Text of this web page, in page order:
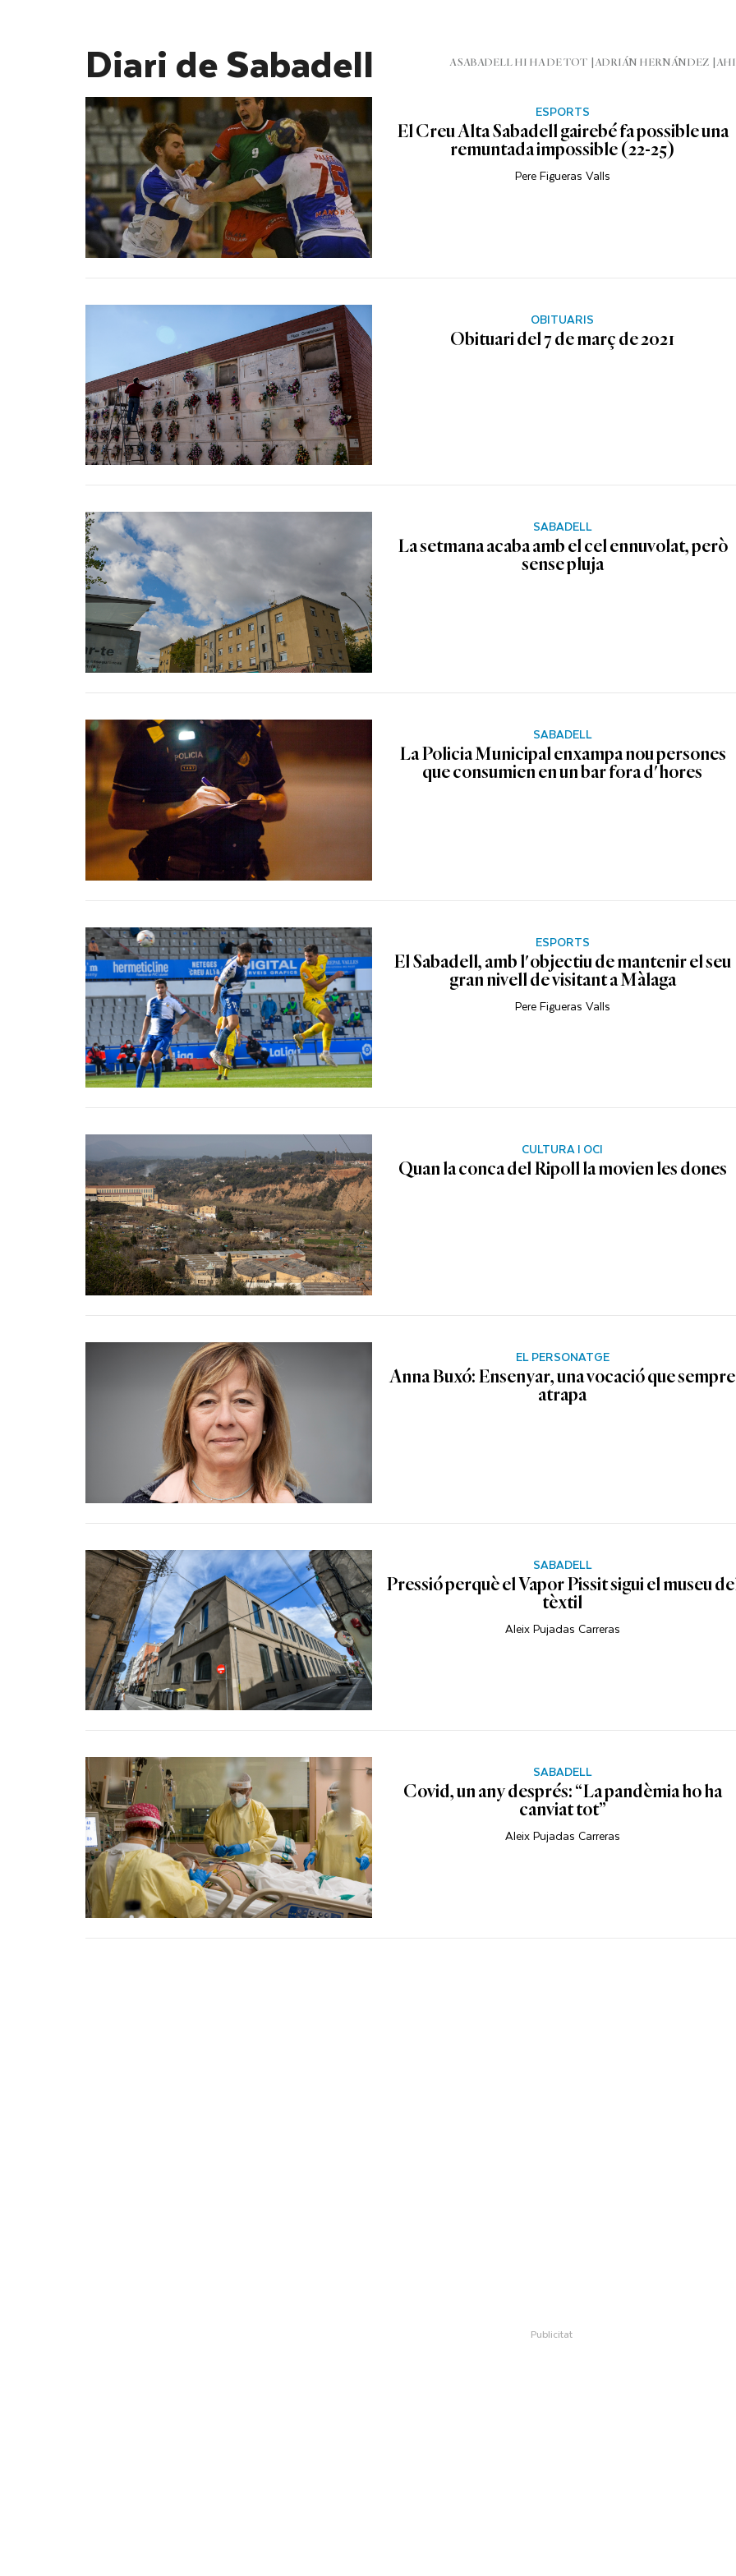
Diari de Sabadell A SABADELL HI HA DE TOT ADRIÁN HERNÁNDEZ
ESPORTS
El Creu Alta Sabadell gairebé fa possible una
remuntada impossible (22-25)
Pere Figueras Valls
OBITUARIS
Obituari del 7 de març de 2021
SABADELL
La setmana acaba amb el cel ennuvolat, però
sense pluja
SABADELL
La Policia Municipal enxampa nou persones
que consumien en un bar fora d'hores
ESPORTS
El Sabadell, amb l'objectiu de mantenir el seu
gran nivell de visitant a Màlaga
Pere Figueras Valls
CULTURA I OCI
Quan la conca del Ripoll la movien les dones
EL PERSONATGE
Anna Buxó: Ensenyar, una vocació que sempre
atrapa
SABADELL
Pressió perquè el Vapor Pissit sigui el museu
tèxtil
Aleix Pujadas Carreras
SABADELL
Covid, un any després: “La pandèmia ho ha
canviat tot”
Aleix Pujadas Carreras